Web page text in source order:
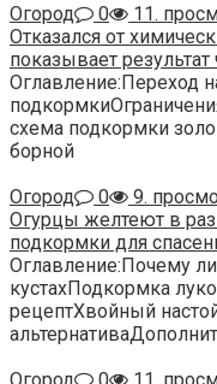
Огород
0
11.
Отказался от
показывает
Оглавление:Переход
схема подкормки
борной
Огород
0
9.
Огурцы желтеют в
подкормки для
Оглавление:Почему
кустахПодкормка
рецептХвойный
Огород
0
11.